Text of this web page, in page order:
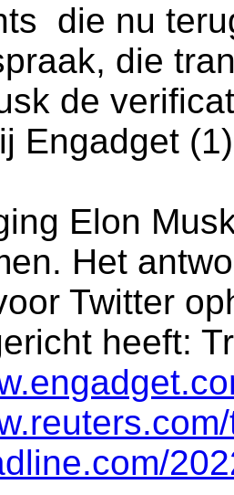
die nu
die
de
Engadget
Elon
Het
Twitter
heeft: